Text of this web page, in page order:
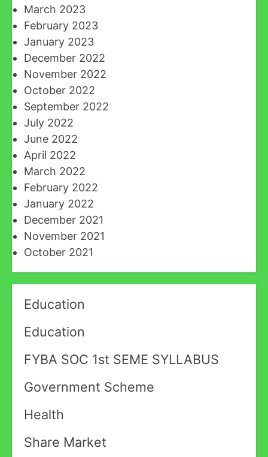
March 2023
February 2023
January 2023
December 2022
November 2022
October 2022
September 2022
July 2022
June 2022
April 2022
March 2022
February 2022
January 2022
December 2021
November 2021
October 2021
Education
Education
FYBA SOC 1st SEME SYLLABUS
Government Scheme
Health
Share Market